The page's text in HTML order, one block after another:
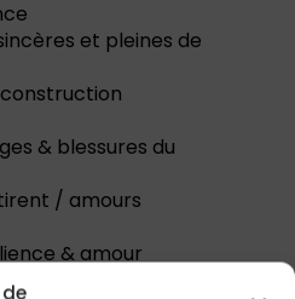
et pleines de
& blessures du
/ amours
& amour